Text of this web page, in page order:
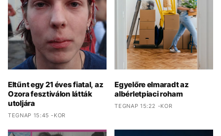
Eltűnt egy 21 éves fiatal, az
Ozora fesztiválon látták
utoljára
TEGNAP 15:45 -KOR
Egyelőre elmaradt az
albérletpiaci roham
TEGNAP 15:22 -KOR